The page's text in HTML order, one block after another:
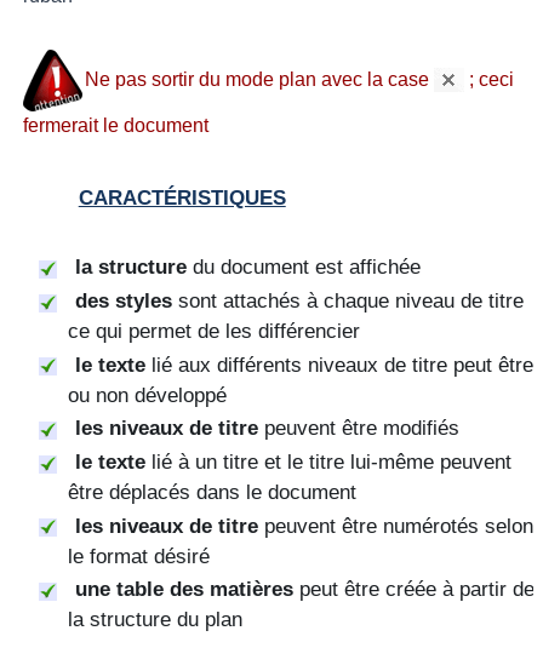
Ne pas sortir du mode plan avec la case ; ceci
fermerait le document
CARACTÉRISTIQUES
la structure du document est affichée
des styles sont attachés à chaque niveau de titre
ce qui permet de les différencier
le texte lié aux différents niveaux de titre peut être
ou non développé
les niveaux de titre peuvent être modifiés
le texte lié à un titre et le titre lui-même peuvent
être déplacés dans le document
les niveaux de titre peuvent être numérotés selon
le format désiré
une table des matières peut être créée à partir de
la structure du plan